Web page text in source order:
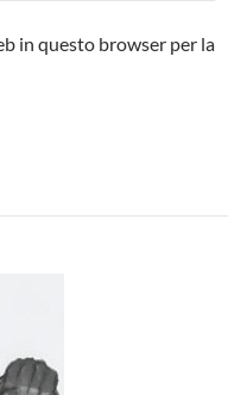
in questo browser per la